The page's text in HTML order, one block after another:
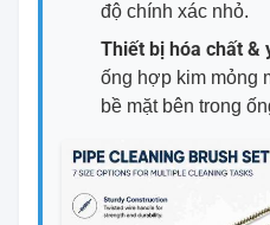
độ chính xác nhỏ.
Thiết bị hóa chất &
ống hợp kim mỏng
bề mặt bên trong